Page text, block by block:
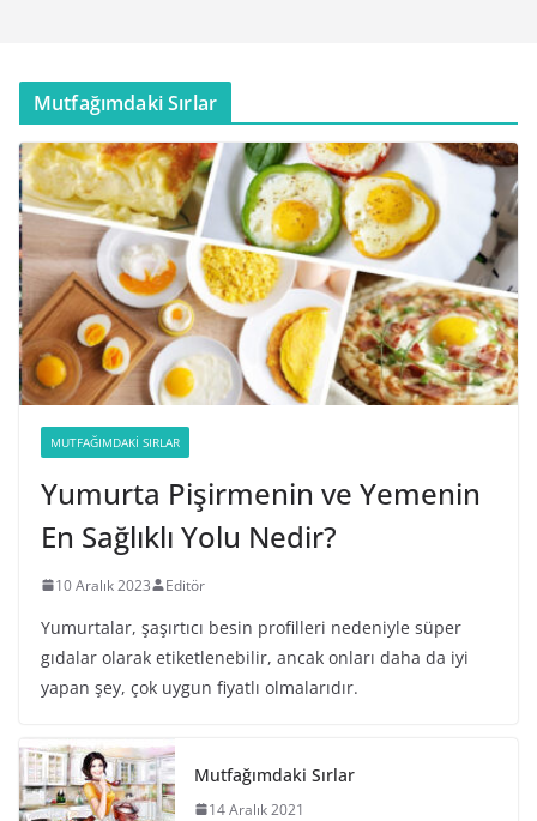
Mutfağımdaki Sırlar
MUTFAĞIMDAKI SIRLAR
Yumurta Pişirmenin ve Yemenin
En Sağlıklı Yolu Nedir?
10 Aralık 2023 Editör
Yumurtalar, şaşırtıcı besin profilleri nedeniyle süper
gıdalar olarak etiketlenebilir, ancak onları daha da iyi
yapan şey, çok uygun fiyatlı olmalarıdır.
Mutfağımdaki Sırlar
14 Aralık 2021